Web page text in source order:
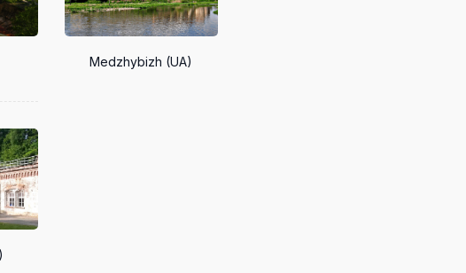
Medzhybizh (UA)